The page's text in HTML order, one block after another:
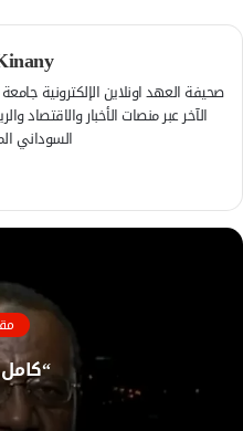
صحيفة العهد اونلاين الإلكترونية
الآخر عبر منصات الأخبار والاقتصاد
السوداني
و
ع
ا
ل
و
ي